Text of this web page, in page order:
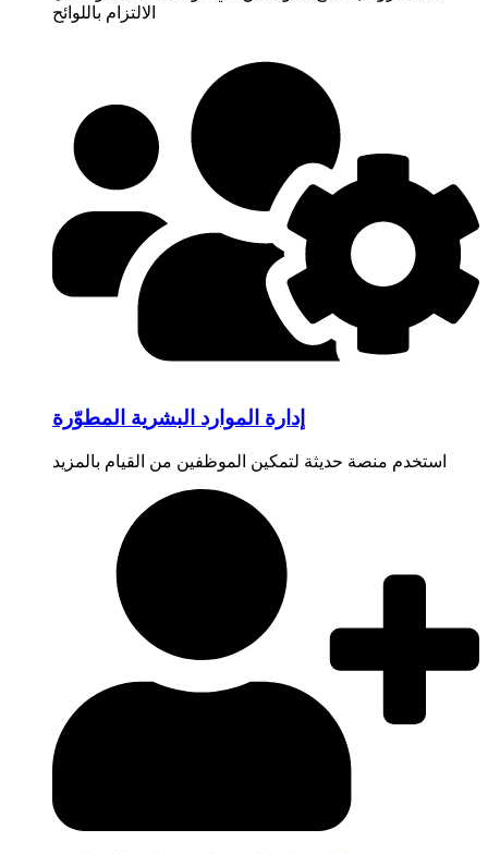
الالتزام باللوائح
إدارة الموارد البشرية المطوّرة
استخدم منصة حديثة لتمكين الموظفين من القيام بالمزيد